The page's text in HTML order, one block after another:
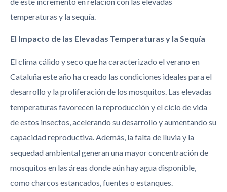
temperaturas y la sequía.
El Impacto de las Elevadas Temperaturas y la Sequía
El clima cálido y seco que ha caracterizado el verano en
Cataluña este año ha creado las condiciones ideales para el
desarrollo y la proliferación de los mosquitos. Las elevadas
temperaturas favorecen la reproducción y el ciclo de vida
de estos insectos, acelerando su desarrollo y aumentando su
capacidad reproductiva. Además, la falta de lluvia y la
sequedad ambiental generan una mayor concentración de
mosquitos en las áreas donde aún hay agua disponible,
como charcos estancados, fuentes o estanques.